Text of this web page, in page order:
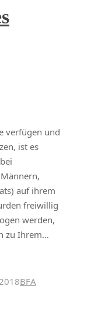
verfügen und
ist es
auf ihrem
freiwillig
werden,
zu Ihrem…
BFA